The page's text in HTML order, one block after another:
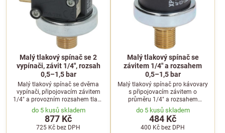
Malý tlakový spínač se 2
vypínači, závit 1/4", rozsah
0,5–1,5 bar
Malý tlakový spínač se dvěma
vypínači, připojovacím závitem
1/4" a provozním rozsahem tlaku
0,5 až 1,5 bar.
do 5 kusů skladem
877 Kč
725 Kč bez DPH
Malý tlakový spínač se
závitem 1/4" a rozsahem
0,5–1,5 bar
Malý tlakový spínač pro kávovary
s připojovacím závitem o
průměru 1/4" a rozsahem
regulace tlaku 0,5 až 1,5 bar.
do 5 kusů skladem
484 Kč
400 Kč bez DPH